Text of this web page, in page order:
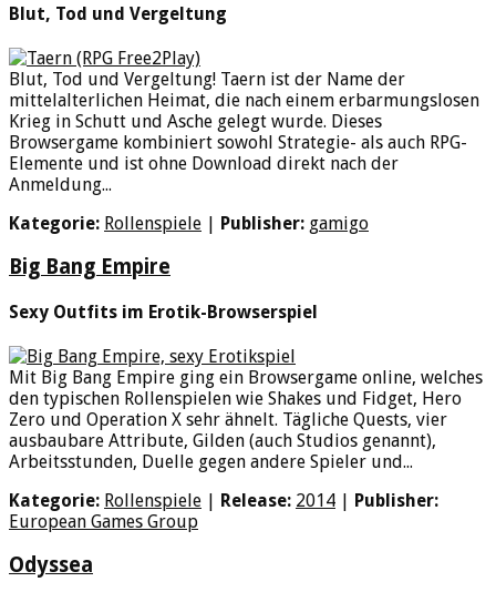
Blut, Tod und Vergeltung
Blut, Tod und Vergeltung! Taern ist der Name der
mittelalterlichen Heimat, die nach einem erbarmungslosen
Krieg in Schutt und Asche gelegt wurde. Dieses
Browsergame kombiniert sowohl Strategie- als auch RPG-
Elemente und ist ohne Download direkt nach der
Anmeldung...
Kategorie: Rollenspiele Publisher: gamigo
Big Bang Empire
Sexy Outfits im Erotik-Browserspiel
Mit Big Bang Empire ging ein Browsergame online, welches
den typischen Rollenspielen wie Shakes und Fidget, Hero
Zero und Operation X sehr ähnelt. Tägliche Quests, vier
ausbaubare Attribute, Gilden (auch Studios genannt),
Arbeitsstunden, Duelle gegen andere Spieler und...
Kategorie: Rollenspiele Release: 2014
Publisher:
European Games Group
Odyssea